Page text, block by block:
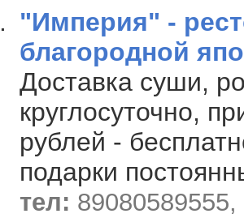
"Империя" -
благородной
Доставка суши,
круглосуточно,
рублей -
подарки
тел: